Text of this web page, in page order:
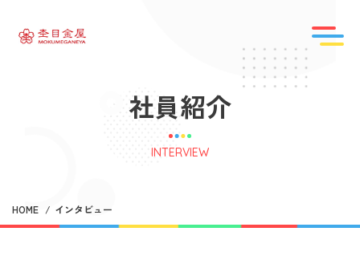
社員紹介
INTERVIEW
HOME インタビュー